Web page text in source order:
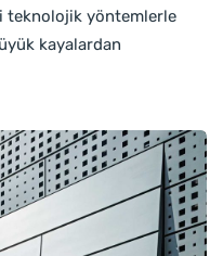
teknolojik yöntemlerle
kayalardan